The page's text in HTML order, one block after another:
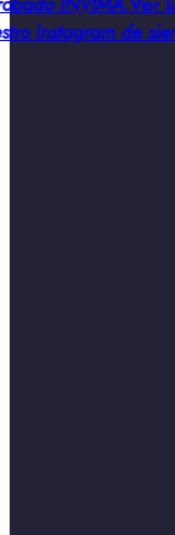
Instagram de